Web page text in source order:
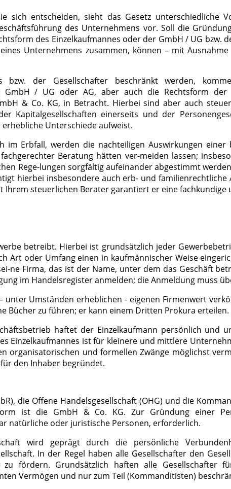
sich entscheiden, sieht das Gesetz unterschiedliche
des Unternehmens vor. Soll die
des Einzelkaufmannes oder der GmbH / UG bzw.
Unternehmens zusammen, können – mit Ausnahme
der Gesellschafter beschränkt werden,
GmbH / UG oder AG, aber auch die Rechtsform der
& Co. KG, in Betracht. Hierbei sind aber auch
Kapitalgesellschaften einerseits und der
Unterschiede aufweist.
im Erbfall, werden die nachteiligen Auswirkungen einer
Beratung hätten ver-meiden lassen;
Rege-lungen sorgfältig aufeinander abgestimmt
hierbei insbesondere auch erb- und
Ihrem steuerlichen Berater garantiert er eine fachkundige
betreibt. Hierbei ist grundsätzlich jeder
Art oder Umfang einen in kaufmännischer Weise
ne Firma, das ist der Name, unter dem das Geschäft
im Handelsregister anmelden; die Anmeldung muss
unter Umständen erheblichen - eigenen Firmenwert
Bücher zu führen; er kann einem Dritten Prokura erteilen.
haftet der Einzelkaufmann persönlich und
Einzelkaufmannes ist für kleinere und mittlere
organisatorischen und formellen Zwänge möglichst
den Inhaber begründet.
die Offene Handelsgesellschaft (OHG) und die
ist die GmbH & Co. KG. Zur Gründung einer
natürliche oder juristische Personen, erforderlich.
wird geprägt durch die persönliche
In der Regel haben alle Gesellschafter den
fördern. Grundsätzlich haften alle Gesellschafter
Vermögen und nur zum Teil (Kommanditisten)